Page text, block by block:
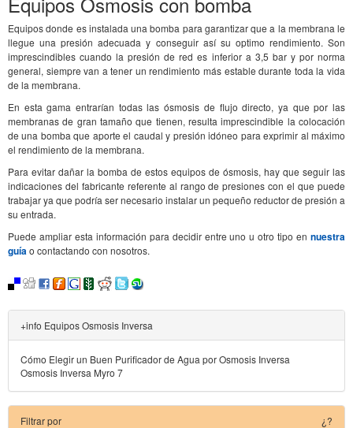
Equipos donde es instalada una bomba para garantizar que a la membrana le
llegue una presión adecuada y conseguir así su optimo rendimiento. Son
imprescindibles cuando la presión de red es inferior a 3,5 bar y por norma
general, siempre van a tener un rendimiento más estable durante toda la vida
de la membrana.
En esta gama entrarían todas las ósmosis de flujo directo, ya que por las
membranas de gran tamaño que tienen, resulta imprescindible la colocación
de una bomba que aporte el caudal y presión idóneo para exprimir al máximo
el rendimiento de la membrana.
Para evitar dañar la bomba de estos equipos de ósmosis, hay que seguir las
indicaciones del fabricante referente al rango de presiones con el que puede
trabajar ya que podría ser necesario instalar un pequeño reductor de presión a
su entrada.
Puede ampliar esta información para decidir entre uno u otro tipo en nuestra
guíao contactando con nosotros.
+info Equipos Osmosis Inversa
Cómo Elegir un Buen Purificador de Agua por Osmosis Inversa
Osmosis Inversa Myro 7
Filtrar por ¿?